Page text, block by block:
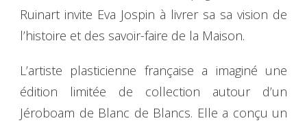
Ruinart invite Eva Jospin à livrer sa sa vision de
l’histoire et des savoir-faire de la Maison.
L’artiste plasticienne française a imaginé une
édition limitée de collection autour d’un
Jéroboam de Blanc de Blancs. Elle a conçu un